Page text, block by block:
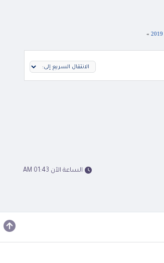
»
الساعة الآن 01:43 AM